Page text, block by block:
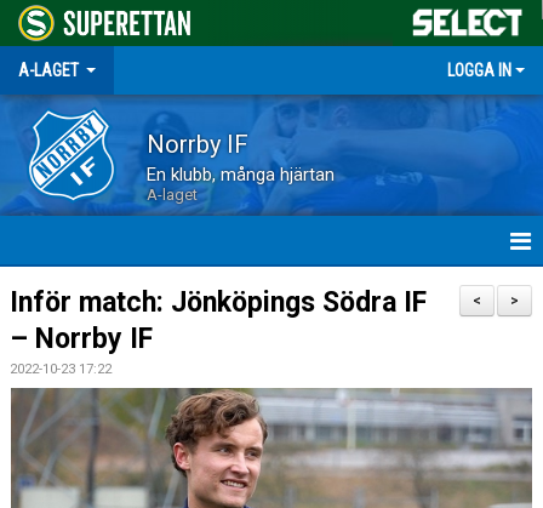
A-LAGET LOGGA IN
Norrby IF
En klubb, många hjärtan
A-laget
HEM
NYHETER
MATCHER
TRUPPEN
KALENDER
>
<
Inför match: Jönköpings Södra IF
– Norrby IF
2022-10-23 17:22